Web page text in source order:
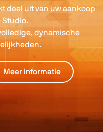
deel uit van uw aankoop
Studio.
dynamische
Meer informatie